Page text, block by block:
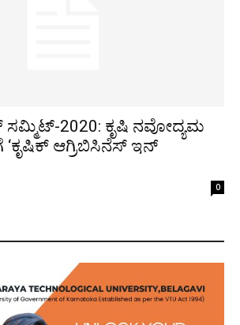
ಸಮ್ಮಿಟ್-2020: ಕೃಷಿ ನವೋದ್ಯಮ
‘ಕೃಷಿಕ್ ಆಗ್ರಿಬಿಸಿನೆಸ್ ಇನ್
0